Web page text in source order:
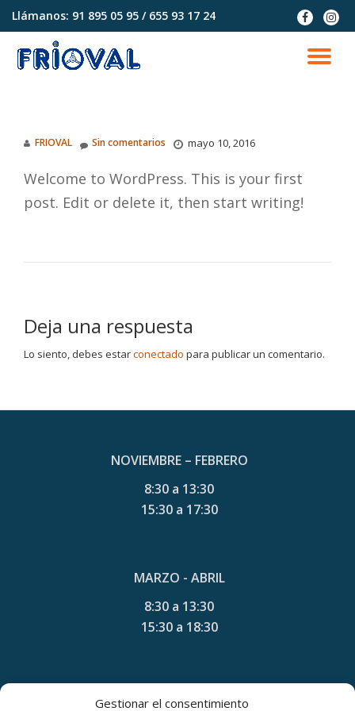
Gestionar el consentimiento
contenido
Llámanos: 91 895 05 95 / 655 93 17 24
fa-
facebook
fa-
FRIOVAL mayo 10, 2016
Sin comentarios
Welcome to WordPress. This is your first
post. Edit or delete it, then start writing!
Deja una respuesta
Lo siento, debes estarconectado para publicar un comentario.
NOVIEMBRE – FEBRERO
8:30 a 13:30
15:30 a 17:30
MARZO - ABRIL
8:30 a 13:30
15:30 a 18:30
MAYO - AGOSTO